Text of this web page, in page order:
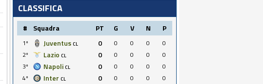
CLASSIFICA
# Squadra PT G V N P
1º Juventus CL 0 0 0 0
0
2º
Lazio CL 0 0 0 0
0
3º
Napoli CL 0 0 0 0
0
4º
Inter CL 0 0 0 0
0